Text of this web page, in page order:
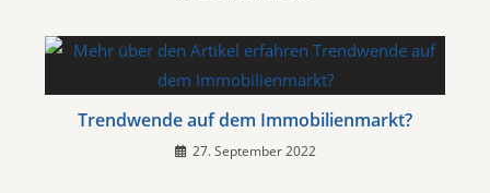
Trendwende auf dem Immobilienmarkt?
27. September 2022